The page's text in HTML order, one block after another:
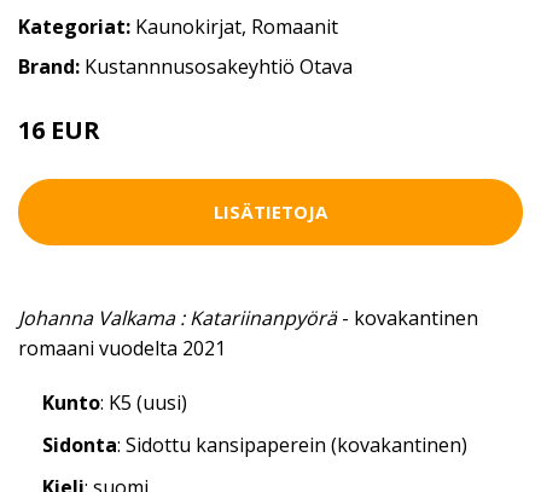
Kategoriat: Kaunokirjat, Romaanit
Brand: Kustannnusosakeyhtiö Otava
16 EUR
LISÄTIETOJA
Johanna Valkama : Katariinanpyörä- kovakantinen
romaani vuodelta 2021
Kunto: K5 (uusi)
Sidonta: Sidottu kansipaperein (kovakantinen)